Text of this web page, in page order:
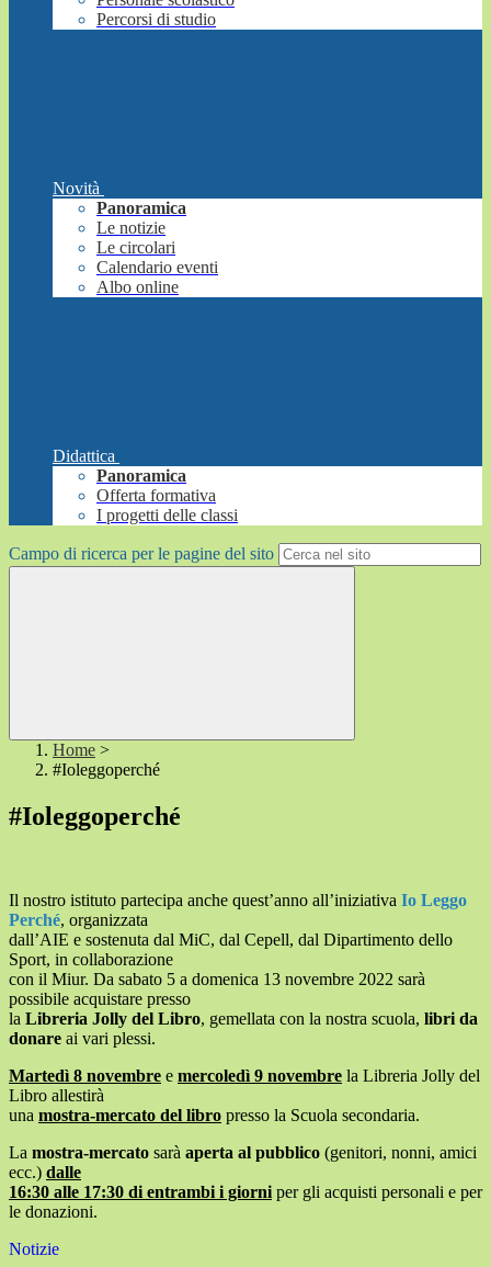
Percorsi di studio
Novità
Panoramica
Le notizie
Le circolari
Calendario eventi
Albo online
Didattica
Panoramica
Offerta formativa
I progetti delle classi
Campo di ricerca per le pagine del sito
Home >
#Ioleggoperché
#Ioleggoperché
Il nostro istituto partecipa anche quest’anno all’iniziativa Io Leggo
Perché, organizzata
dall’AIE e sostenuta dal MiC, dal Cepell, dal Dipartimento dello
Sport, in collaborazione
con il Miur. Da sabato 5 a domenica 13 novembre 2022 sarà
possibile acquistare presso
la Libreria Jolly del Libro, gemellata con la nostra scuola, libri da
donare ai vari plessi.
Martedì 8 novembre e mercoledì 9 novembre la Libreria Jolly del
Libro allestirà
una mostra-mercato del libro presso la Scuola secondaria.
La mostra-mercato sarà aperta al pubblico (genitori, nonni, amici
ecc.) dalle
16:30 alle 17:30 di entrambi i giorni per gli acquisti personali e per
le donazioni.
Notizie